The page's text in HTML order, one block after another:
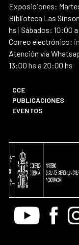
Exposiciones:
Biblioteca Las
hs | Sábados: 10:00
Correo electrónico:
Atención vía
13:00 hs a 20:00 hs
CCE
PUBLICACIONES
EVENTOS
Youtube